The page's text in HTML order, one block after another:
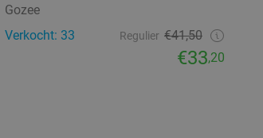
Gozee
Verkocht: 33
Regulier €41,50
€33,20